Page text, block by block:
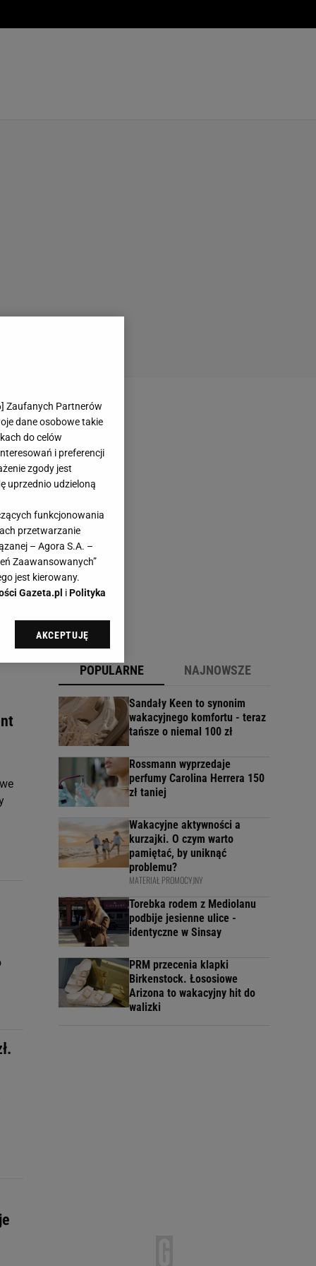
POPULARNE NAJNOWSZE
Sandały Keen to synonim
wakacyjnego komfortu - teraz
tańsze o niemal 100 zł
Rossmann wyprzedaje
perfumy Carolina Herrera 150
zł taniej
Wakacyjne aktywności a
kurzajki. O czym warto
pamiętać, by uniknąć
problemu?
MATERIAŁ PROMOCYJNY
Torebka rodem z Mediolanu
podbije jesienne ulice -
identyczne w Sinsay
PRM przecenia klapki
Birkenstock. Łososiowe
Arizona to wakacyjny hit do
walizki
] Zaufanych Partnerów
dane osobowe takie
do celów
i preferencji
zgody jest
uprzednio udzieloną
funkcjonowania
przetwarzanie
– Agora S.A. –
Zaawansowanych”
jest kierowany.
Gazeta.pl iPolityka
sp. z o.o., jej
danych poprzez
Zmiana ustawień
celów identyfikacji.
reklam i treści,
AKCEPTUJĘ